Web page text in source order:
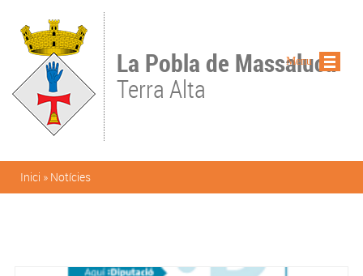
La Pobla de Massaluca
Terra Alta
Esteu aquí
Inici » Notícies
Menu